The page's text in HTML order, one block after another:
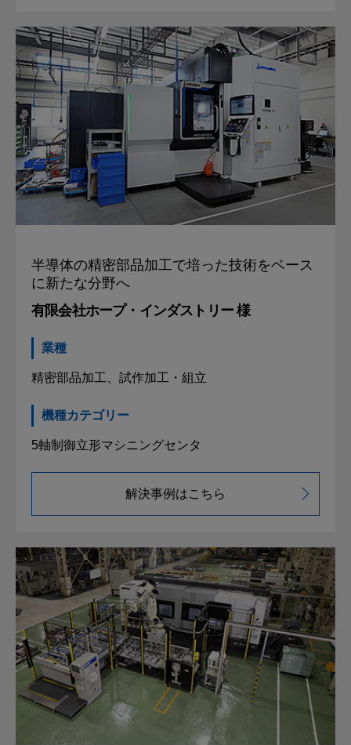
半導体の精密部品加工で培った技術をベース
に新たな分野へ
有限会社ホープ・インダストリー 様
業種
精密部品加工、試作加工・組立
機種カテゴリー
5軸制御立形マシニングセンタ
解決事例はこちら